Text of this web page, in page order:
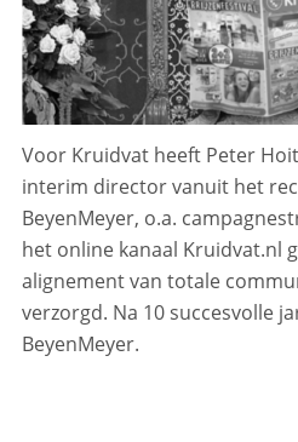
Voor Kruidvat heeft Peter
interim director vanuit het
BeyenMeyer, o.a.
het online kanaal Kruidvat.nl
alignement van totale
verzorgd. Na 10 succesvolle
BeyenMeyer.